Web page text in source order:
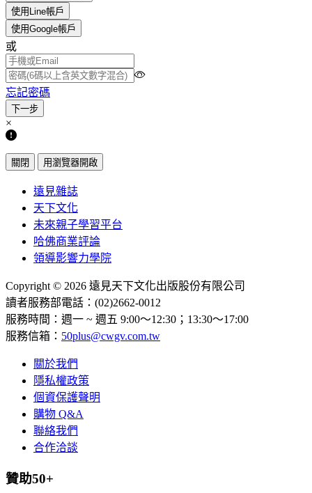
使用Line帳戶
使用Google帳戶
或
忘記密碼
×
關閉 用瀏覽器開啟
遠見雜誌
天下文化
未來親子學習平台
哈佛商業評論
領導影響力學院
Copyright © 2026 遠見天下文化出版股份有限公司
讀者服務部電話：(02)2662-0012
服務時間：週一 ~ 週五 9:00～12:30；13:30～17:00
服務信箱： 50plus@cwgv.com.tw
關於我們
隱私權政策
個資保護聲明
購物 Q&A
聯絡我們
合作洽談
贊助50+